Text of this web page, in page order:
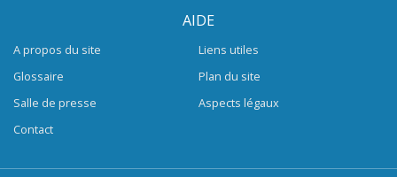
AIDE
A propos du site
Glossaire
Salle de presse
Contact
Liens utiles
Plan du site
Aspects légaux